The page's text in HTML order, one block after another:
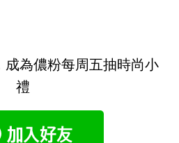
成為儂粉每周五抽時尚小
禮